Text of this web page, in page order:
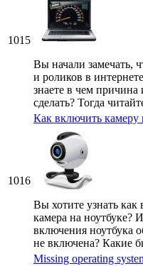
1015
Вы начали замечать,
и роликов в
знаете в чем
сделать? Тогда
1016
Как включить камеру
Вы хотите узнать как
камера на ноутбуке?
включения ноутбука
не включена? Какие
Missing operating